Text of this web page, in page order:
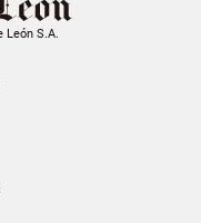
León S.A.